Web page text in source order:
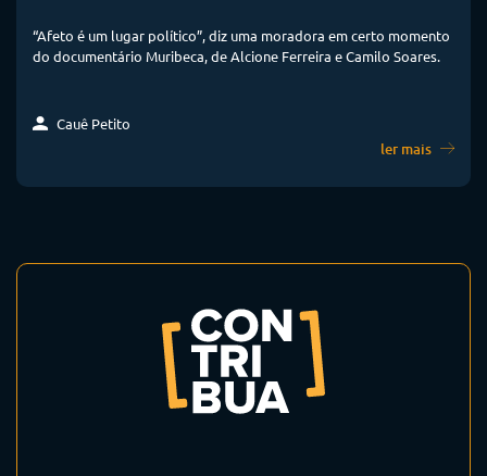
“Afeto é um lugar político”, diz uma moradora em certo momento
do documentário Muribeca, de Alcione Ferreira e Camilo Soares.
Cauê Petito
ler mais